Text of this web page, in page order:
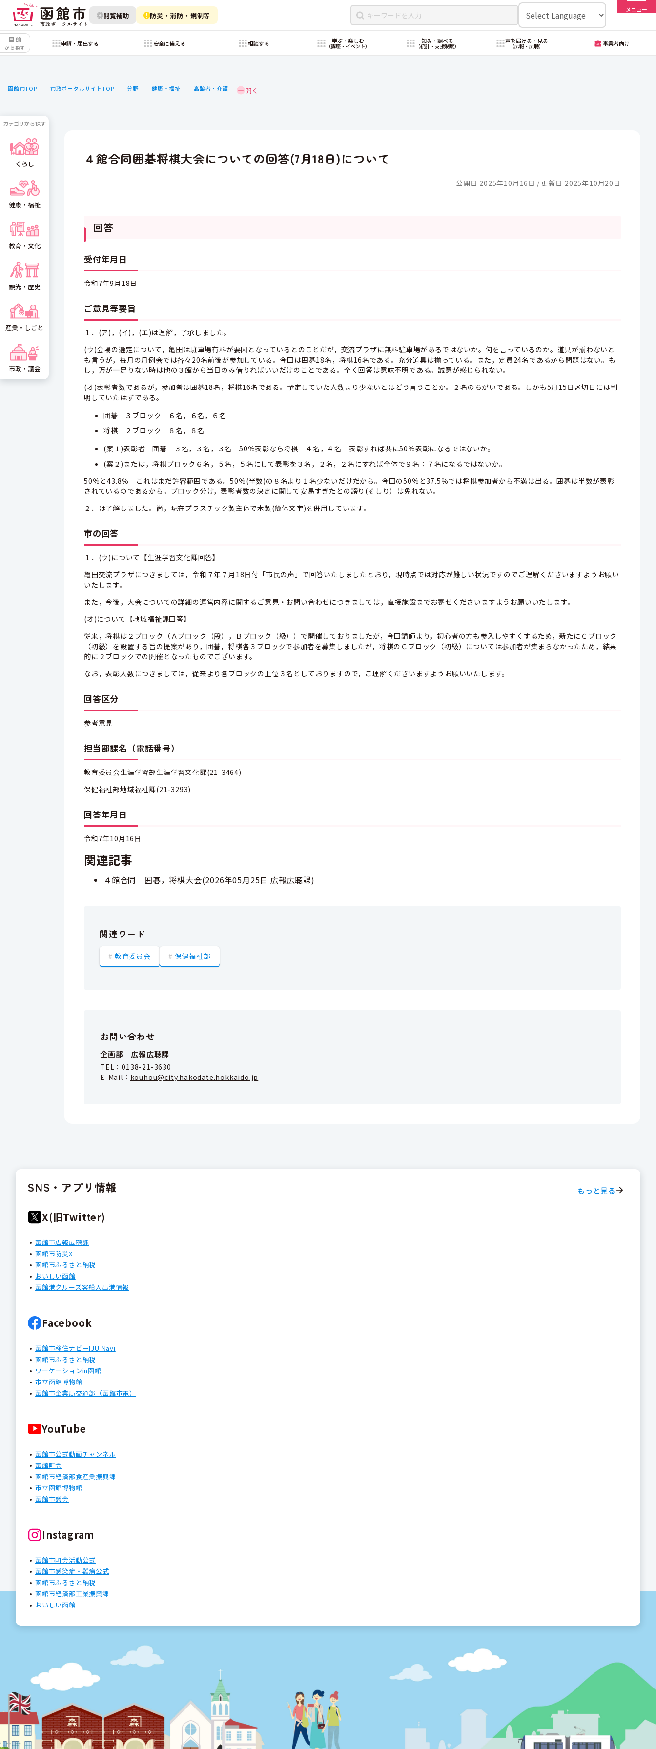
閲覧補助 防災・消防・規制等
メニュー
目的
から探す
申請・届出する 安全に備える 相談する 学ぶ・楽しむ
（講座・イベント）
知る・調べる
（統計・支援制度）
声を届ける・見る
（広報・広聴） 事業者向け
函館市TOP 市政ポータルサイトTOP 分野 健康・福祉 高齢者・介護
４館合同囲碁将棋大会についての回答(7月18日)について
公開日 2025年10月16日 更新日 2025年10月20日
回答
受付年月日
令和7年9月18日
ご意見等要旨
１．(ア)，(イ)，(エ)は理解，了承しました。
(ウ)会場の選定について，亀田は駐車場有料が要因となっているとのことだが，交流プラザに無料駐車場があるではないか。何を言っているのか。道具が揃わないと
も言うが，毎月の月例会では各々20名前後が参加している。今回は囲碁18名，将棋16名である。充分道具は揃っている。また，定員24名であるから問題はない。も
し，万が一足りない時は他の３館から当日のみ借りればいいだけのことである。全く回答は意味不明である。誠意が感じられない。
(オ)表彰者数であるが，参加者は囲碁18名，将棋16名である。予定していた人数より少ないとはどう言うことか。２名のちがいである。しかも5月15日〆切日には判
明していたはずである。
囲碁 ３ブロック ６名，６名，６名
将棋 ２ブロック ８名，８名
(案１)表彰者 囲碁 ３名，３名，３名 50％表彰なら将棋 ４名，４名 表彰すれば共に50％表彰になるではないか。
(案２)または，将棋ブロック６名，５名，５名にして表彰を３名，２名，２名にすれば全体で９名：７名になるではないか。
50％と43.8％ これはまだ許容範囲である。50％(半数)の８名より１名少ないだけだから。今回の50％と37.5％では将棋参加者から不満は出る。囲碁は半数が表彰
されているのであるから。ブロック分け，表彰者数の決定に関して安易すぎたとの謗り(そしり）は免れない。
２．は了解しました。尚，現在プラスチック製主体で木製(簡体文字)を併用しています。
市の回答
１．(ウ)について【生涯学習文化課回答】
亀田交流プラザにつきましては，令和７年７月18日付「市民の声」で回答いたしましたとおり，現時点では対応が難しい状況ですのでご理解くださいますようお願い
いたします。
また，今後，大会についての詳細の運営内容に関するご意見・お問い合わせにつきましては，直接施設までお寄せくださいますようお願いいたします。
(オ)について【地域福祉課回答】
従来，将棋は２ブロック（Ａブロック（段），Ｂブロック（級））で開催しておりましたが，今回講師より，初心者の方も参入しやすくするため，新たにＣブロック
（初級）を設置する旨の提案があり，囲碁，将棋各３ブロックで参加者を募集しましたが，将棋のＣブロック（初級）については参加者が集まらなかったため，結果
的に２ブロックでの開催となったものでございます。
なお，表彰人数につきましては，従来より各ブロックの上位３名としておりますので，ご理解くださいますようお願いいたします。
回答区分
参考意見
担当部課名（電話番号）
教育委員会生涯学習部生涯学習文化課(21-3464)
保健福祉部地域福祉課(21-3293)
回答年月日
令和7年10月16日
関連記事
４館合同 囲碁，将棋大会(2026年05月25日 広報広聴課)
関連ワード
教育委員会 保健福祉部
お問い合わせ
企画部 広報広聴課
TEL：0138-21-3630
E-Mail： kouhou@city.hakodate.hokkaido.jp
カテゴリから探す
くらし
健康・福祉
教育・文化
観光・歴史
産業・しごと
市政・議会
SNS・アプリ情報 もっと見る
X(旧Twitter)
函館市広報広聴課
函館市防災X
函館市ふるさと納税
おいしい函館
函館港クルーズ客船入出港情報
Facebook
函館市移住ナビーIJU Navi
函館市ふるさと納税
ワーケーションin函館
市立函館博物館
函館市企業局交通部（函館市電）
YouTube
函館市公式動画チャンネル
函館町会
函館市経済部食産業振興課
市立函館博物館
函館市議会
Instagram
函館市町会活動公式
函館市感染症・難病公式
函館市ふるさと納税
函館市経済部工業振興課
おいしい函館